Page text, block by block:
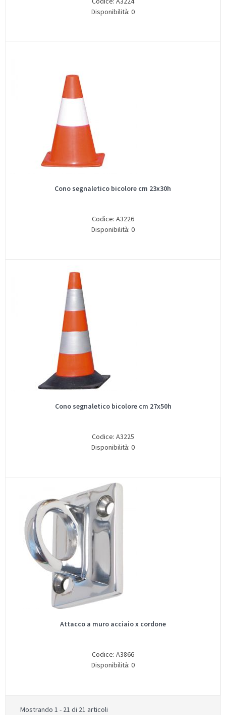
Disponibilità: 0
Cono segnaletico bicolore cm 23x30h
Codice: A3226
Disponibilità: 0
Cono segnaletico bicolore cm 27x50h
Codice: A3225
Disponibilità: 0
Attacco a muro acciaio x cordone
Codice: A3866
Disponibilità: 0
Mostrando 1 - 21 di 21 articoli